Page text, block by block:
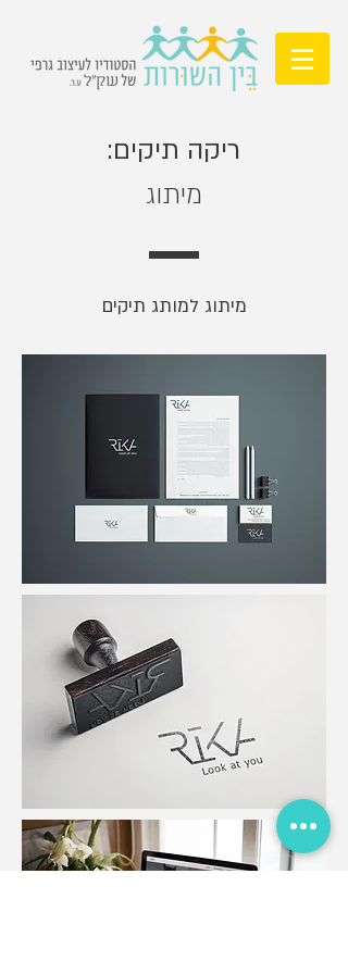
ריקה תיקים:
מיתוג
מיתוג למותג תיקים